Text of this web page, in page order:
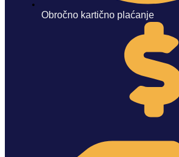
Obročno kartično plaćanje